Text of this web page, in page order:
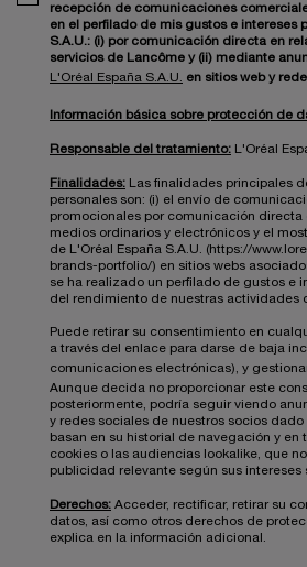
recepción de comunicaciones
en el perfilado de mis gustos e intereses
S.A.U.: (i) por comunicación directa en
servicios de Lancôme y (ii) mediante
L'Oréal España S.A.U.
en sitios web y
Información básica sobre protección de
Responsable del tratamiento: L'Oréal
Finalidades: Las finalidades principales
personales son: (i) el envío de
promocionales por comunicación directa
medios ordinarios y electrónicos y el
de L'Oréal España S.A.U. (https://
brands-portfolio/) en sitios webs
se ha realizado un perfilado de gustos e
del rendimiento de nuestras actividades
Puede retirar su consentimiento en
a través del enlace para darse de baja
comunicaciones electrónicas), y
Aunque decida no proporcionar este
posteriormente, podría seguir viendo
y redes sociales de nuestros socios
basan en su historial de navegación y en
cookies o las audiencias lookalike, que
publicidad relevante según sus intereses
Derechos: Acceder, rectificar, retirar su
datos, así como otros derechos de
explica en la información adicional.